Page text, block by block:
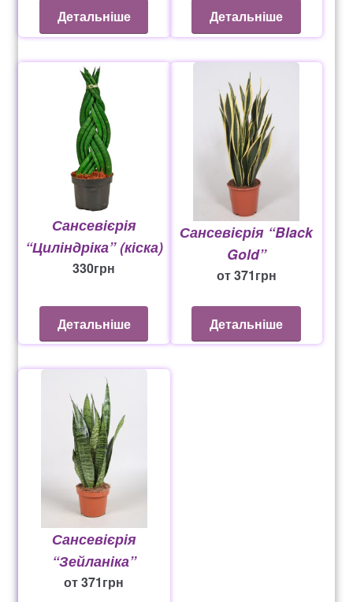
Оформление заказа
Рахунок 1606
Рахунок 2415
рахунок 3545
рахунок 4180
рахунок 4500
рахунок 765
Рахунок 936
счет 1650
счет 300
счет 3235
счет 545
счет 575
Детальніше Детальніше
Сансевієрія
“Циліндріка” (кіска)
330грн
Детальніше
Сансевієрія “Black
Gold”
от371грн
Детальніше
Сансевієрія
“Зейланіка”
от371грн